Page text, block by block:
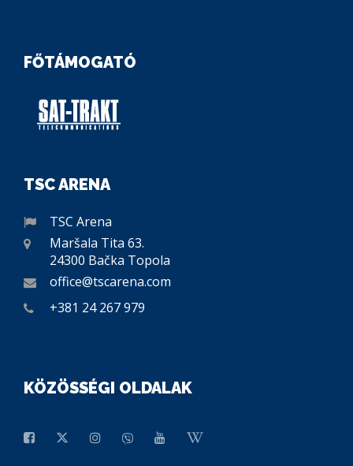
FŐTÁMOGATÓ
TSC ARENA
TSC Arena
Maršala Tita 63.
24300 Bačka Topola
office@tscarena.com
+381 24 267 979
KÖZÖSSÉGI OLDALAK